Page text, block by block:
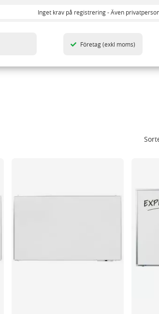
Inget krav på registrering - Även
Företag(exkl moms)